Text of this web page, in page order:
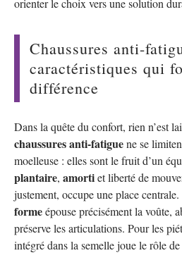
orienter le choix vers une solution
Chaussures anti-
caractéristiques qui
différence
Dans la quête du confort, rien n’est
chaussures anti-fatiguene se
moelleuse : elles sont le fruit d’un
plantaire, amortiet liberté de
justement, occupe une place
formeépouse précisément la voûte,
préserve les articulations. Pour les
intégré dans la semelle joue le rôle